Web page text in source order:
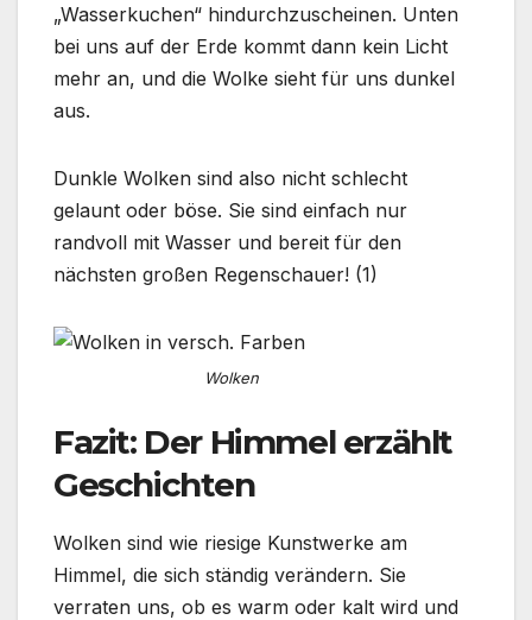
„Wasserkuchen“ hindurchzuscheinen. Unten
bei uns auf der Erde kommt dann kein Licht
mehr an, und die Wolke sieht für uns dunkel
aus.
Dunkle Wolken sind also nicht schlecht
gelaunt oder böse. Sie sind einfach nur
randvoll mit Wasser und bereit für den
nächsten großen Regenschauer! (1)
Wolken
Fazit: Der Himmel erzählt
Geschichten
Wolken sind wie riesige Kunstwerke am
Himmel, die sich ständig verändern. Sie
verraten uns, ob es warm oder kalt wird und